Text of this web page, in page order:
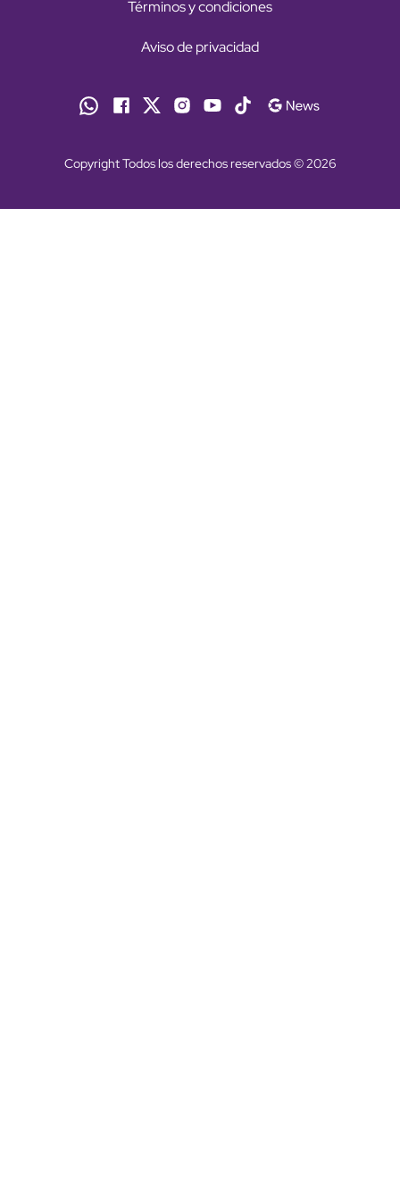
Términos y condiciones
Aviso de privacidad
Copyright Todos los derechos reservados © 2026